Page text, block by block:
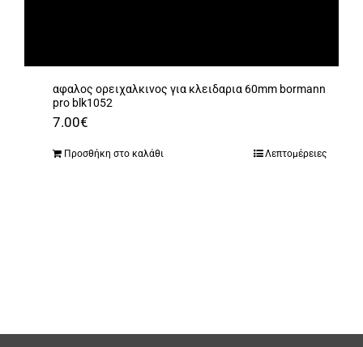
αφαλος ορειχαλκινος για κλειδαρια 60mm bormann
pro blk1052
7.00€
Προσθήκη στο καλάθι Λεπτομέρειες